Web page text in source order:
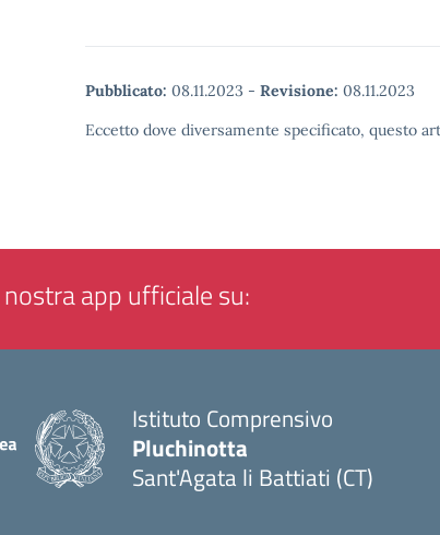
Pubblicato: 08.11.2023 - Revisione: 08.11.2023
Eccetto dove diversamente specificato, questo
nostra app ufficiale su:
Istituto Comprensivo
Pluchinotta
Sant'Agata li Battiati (CT)